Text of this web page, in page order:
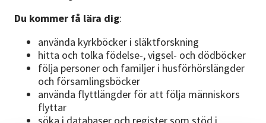
Du kommer få lära dig:
använda kyrkböcker i släktforskning
hitta och tolka födelse-, vigsel- och dödböcker
följa personer och familjer i husförhörslängder
och församlingsböcker
använda flyttlängder för att följa människors
flyttar